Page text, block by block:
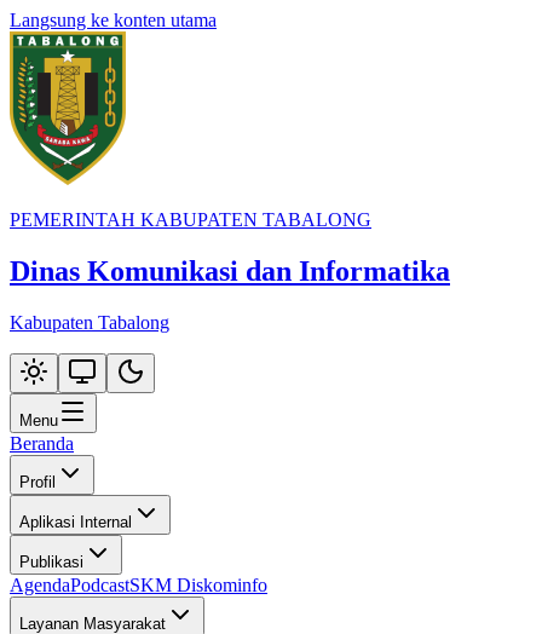
Langsung ke konten utama
PEMERINTAH KABUPATEN TABALONG
Dinas Komunikasi dan Informatika
Kabupaten Tabalong
Menu
Beranda
Profil
Aplikasi Internal
Publikasi
AgendaPodcastSKM Diskominfo
Layanan Masyarakat